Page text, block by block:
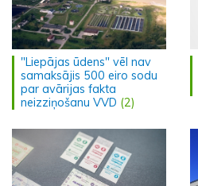
"Liepājas ūdens" vēl nav
samaksājis 500 eiro sodu
par avārijas fakta
neizziņošanu VVD (2)